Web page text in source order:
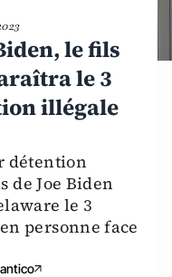
le fils
le 3
illégale
détention
de Joe Biden
le 3
personne face